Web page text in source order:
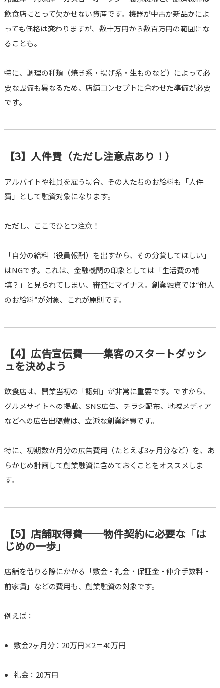
飲食店にとって欠かせない資産です。機器が中古か新品かによ
っても価格は変わりますが、数十万円から数百万円の範囲にな
ることも。
特に、調理の種類（焼き系・揚げ系・生ものなど）によって必
要な設備も異なるため、店舗コンセプトに合わせた準備が必要
です。
【3】人件費（ただし注意点あり！）
アルバイトや社員を雇う場合、その人たちのお給料も「人件
費」として融資対象になります。
ただし、ここでひとつ注意！
「自分の給料（役員報酬）を出すから、その分貸してほしい」
はNGです。これは、金融機関の印象としては「生活費の補
填？」と見られてしまい、審査にマイナス。創業融資では“他人
のお給料”が対象、これが原則です。
【4】広告宣伝費──集客のスタートダッシ
ュを決めよう
飲食店は、開業当初の「認知」が非常に重要です。ですから、
グルメサイトへの掲載、SNS広告、チラシ配布、地域メディア
などへの広告出稿費は、立派な創業経費です。
特に、初期数か月分の広告費用（たとえば3ヶ月分など）を、あ
らかじめ計画して創業融資に含めておくことをオススメしま
す。
【5】店舗取得費──物件契約に必要な「は
じめの一歩」
店舗を借りる際にかかる「敷金・礼金・保証金・仲介手数料・
前家賃」などの費用も、創業融資の対象です。
例えば：
敷金2ヶ月分：20万円×2＝40万円
礼金：20万円